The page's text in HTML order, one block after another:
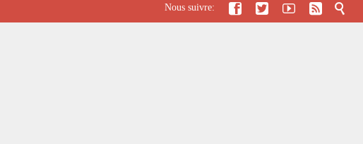
Nous suivre:     